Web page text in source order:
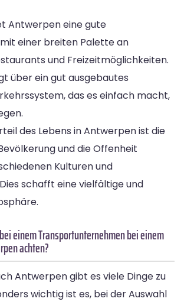
Antwerpen eine gute
einer breiten Palette an
und Freizeitmöglichkeiten.
über ein gut ausgebautes
das es einfach macht,
des Lebens in Antwerpen ist die
und die Offenheit
Kulturen und
schafft eine vielfältige und
einem Transportunternehmen bei einem
achten?
Antwerpen gibt es viele Dinge zu
wichtig ist es, bei der Auswahl